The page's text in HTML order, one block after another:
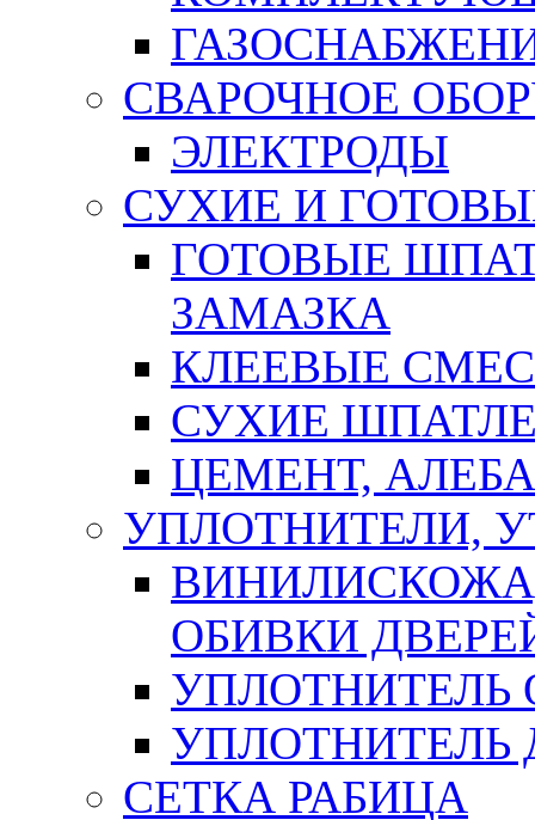
СВАРОЧНОЕ
ЭЛЕКТРОДЫ
СУХИЕ И
ГОТОВЫЕ
ЗАМАЗКА
КЛЕЕВЫЕ
СУХИЕ
ЦЕМЕНТ,
УПЛОТНИТЕЛИ,
ОБИВКИ
УПЛОТНИТЕЛЬ
СЕТКА РАБИЦА